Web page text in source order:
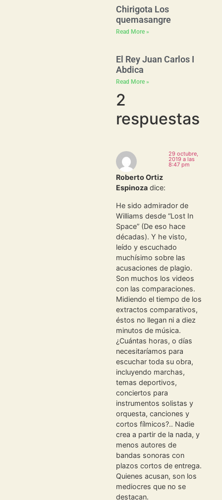
Chirigota Los
quemasangre
Read More »
El Rey Juan Carlos I
Abdica
Read More »
2
respuestas
Roberto Ortiz
Espinoza dice:
29 octubre,
2019 a las
8:47 pm
He sido admirador de
Williams desde “Lost In
Space” (De eso hace
décadas). Y he visto,
leído y escuchado
muchísimo sobre las
acusaciones de plagio.
Son muchos los videos
con las comparaciones.
Midiendo el tiempo de los
extractos comparativos,
éstos no llegan ni a diez
minutos de música.
¿Cuántas horas, o días
necesitaríamos para
escuchar toda su obra,
incluyendo marchas,
temas deportivos,
conciertos para
instrumentos solistas y
orquesta, canciones y
cortos fílmicos?.. Nadie
crea a partir de la nada, y
menos autores de
bandas sonoras con
plazos cortos de entrega.
Quienes acusan, son los
mediocres que no se
destacan.